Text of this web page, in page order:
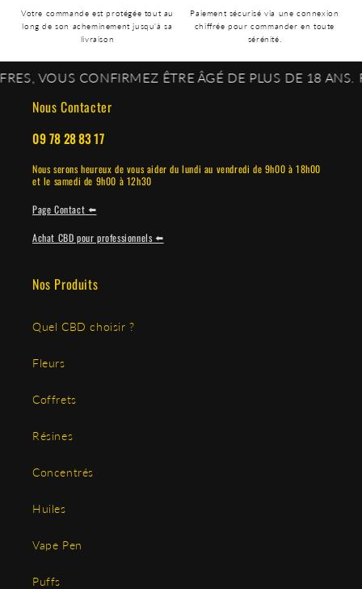
Votre commande est protégée tout au
long de son acheminement jusqu'à sa
livraison
Paiement sécurisé via une connexion
chiffrée pour commander en toute
sérénité.
ÊTRE ÂGÉ DE PLUS DE 18 ANS. FAITES
Nous Contacter
09 78 28 83 17
Nous serons heureux de vous aider du lundi au vendredi de 9h00 à 18h00
et le samedi de 9h00 à 12h30
Page Contact ⬅️
Achat CBD pour professionnels ⬅️
Nos Produits
Quel CBD choisir ?
Fleurs
Coffrets
Résines
Concentrés
Huiles
Vape Pen
Puffs